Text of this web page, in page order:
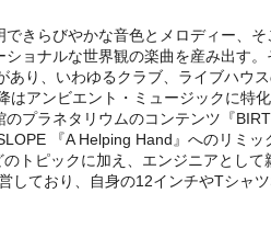
きらびやかな音色とメロディー、
ョナルな世界観の楽曲を産み出す
り、いわゆるクラブ、ライブハ
アンビエント・ミュージックに
プラネタリウムのコンテンツ『
『A Helping Hand』へのリミ
トピックに加え、エンジニアとし
しており、自身の12インチやTシ